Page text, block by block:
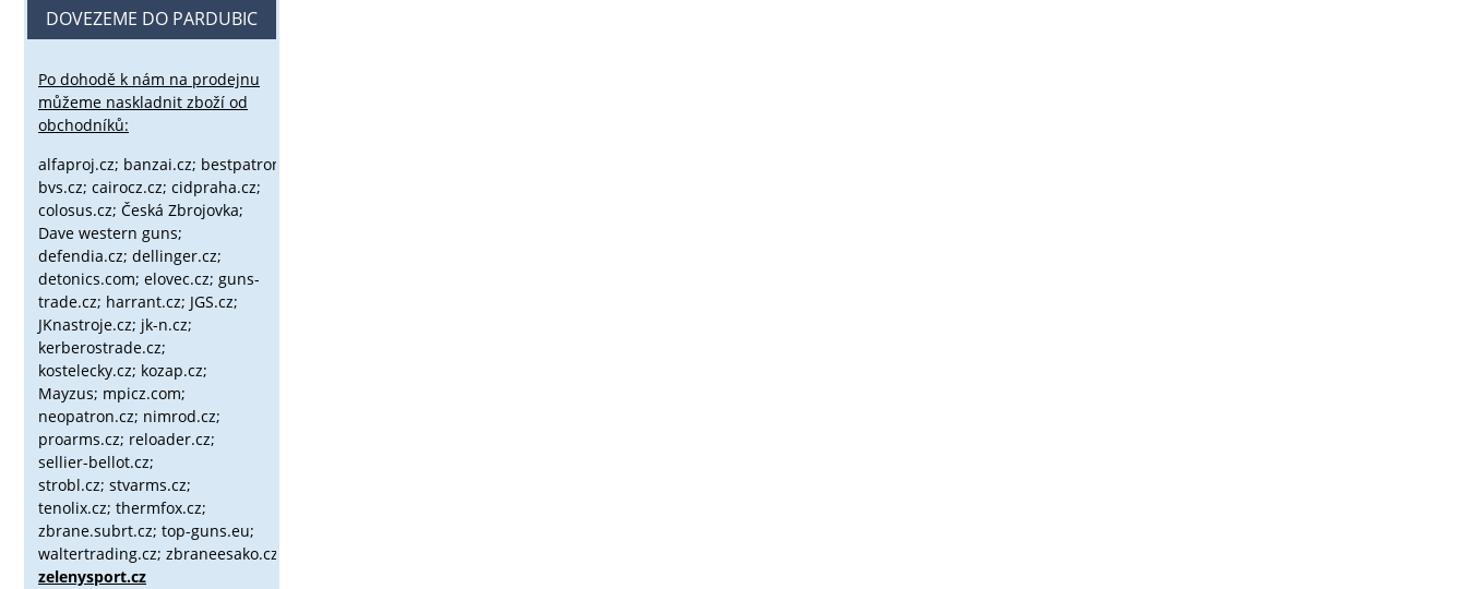
DOVEZEME DO PARDUBIC
Po dohodě k nám na prodejnu
můžeme naskladnit zboží od
obchodníků:
alfaproj.cz; banzai.cz; bestpatron.eu;
bvs.cz; cairocz.cz; cidpraha.cz;
colosus.cz; Česká Zbrojovka;
Dave western guns;
defendia.cz; dellinger.cz;
detonics.com; elovec.cz; guns-
trade.cz; harrant.cz; JGS.cz;
JKnastroje.cz; jk-n.cz;
kerberostrade.cz;
kostelecky.cz; kozap.cz;
Mayzus; mpicz.com;
neopatron.cz; nimrod.cz;
proarms.cz; reloader.cz;
sellier-bellot.cz;
strobl.cz; stvarms.cz;
tenolix.cz; thermfox.cz;
zbrane.subrt.cz; top-guns.eu;
waltertrading.cz; zbraneesako.cz;
zelenysport.cz